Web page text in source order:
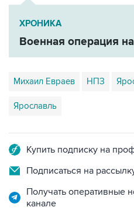
ХРОНИКА
Военная операция
Михаил Евраев НПЗ
Ярославль
Купить подписку на
Подписаться на
Получать оперативные
канале